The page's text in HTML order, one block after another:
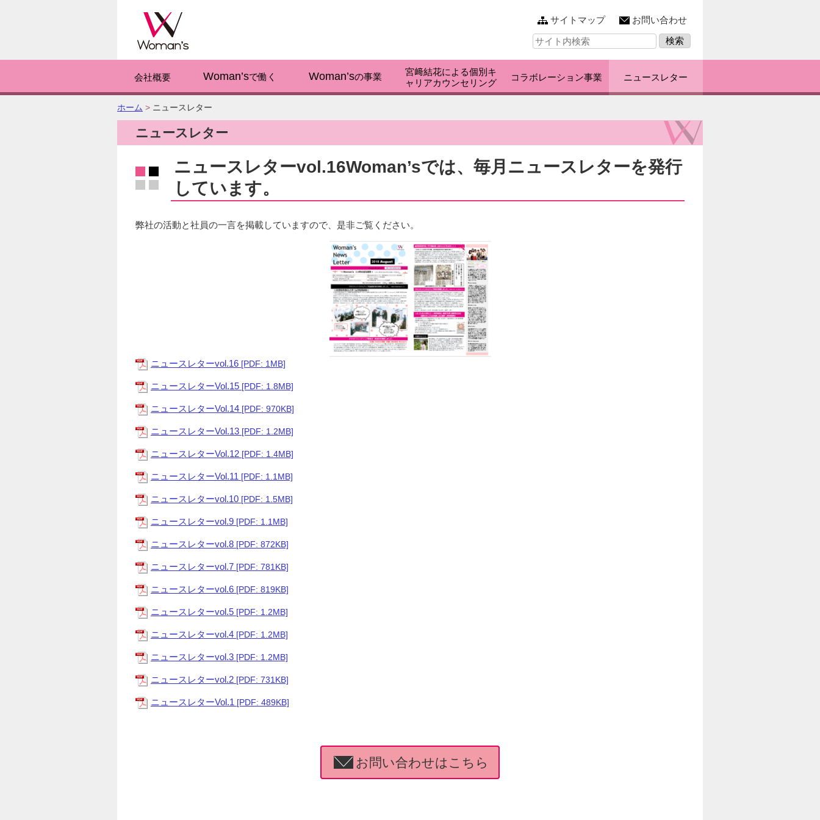
サイトマップ
お問い合わせ
サ
イ
検
索:
会社概要 Woman’sで働く Woman’sの事業
宮﨑結花による個別キ
ャリアカウンセリング
コラボレーション事業 ニュースレター
こ
の
ー
ホーム > ニュースレター
ニュースレター
ニュースレターvol.16Woman’sでは、毎月ニュースレターを発行
しています。
弊社の活動と社員の一言を掲載していますので、是非ご覧ください。
ニュースレターvol.16 [PDF: 1MB]
ニュースレターVol.15 [PDF: 1.8MB]
ニュースレターVol.14 [PDF: 970KB]
ニュースレターVol.13 [PDF: 1.2MB]
ニュースレターVol.12 [PDF: 1.4MB]
ニュースレターVol.11 [PDF: 1.1MB]
ニュースレターvol.10 [PDF: 1.5MB]
ニュースレターvol.9 [PDF: 1.1MB]
ニュースレターvol.8 [PDF: 872KB]
ニュースレターvol.7 [PDF: 781KB]
ニュースレターvol.6 [PDF: 819KB]
ニュースレターvol.5 [PDF: 1.2MB]
ニュースレターvol.4 [PDF: 1.2MB]
ニュースレターvol.3 [PDF: 1.2MB]
ニュースレターvol.2 [PDF: 731KB]
ニュースレターVol.1 [PDF: 489KB]
お問い合わせはこちら